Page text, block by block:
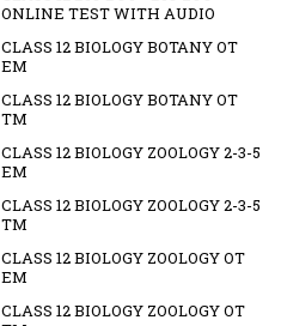
ONLINE TEST WITH AUDIO
CLASS 12 BIOLOGY BOTANY OT
EM
CLASS 12 BIOLOGY BOTANY OT
TM
CLASS 12 BIOLOGY ZOOLOGY 2-3-5
EM
CLASS 12 BIOLOGY ZOOLOGY 2-3-5
TM
CLASS 12 BIOLOGY ZOOLOGY OT
EM
CLASS 12 BIOLOGY ZOOLOGY OT